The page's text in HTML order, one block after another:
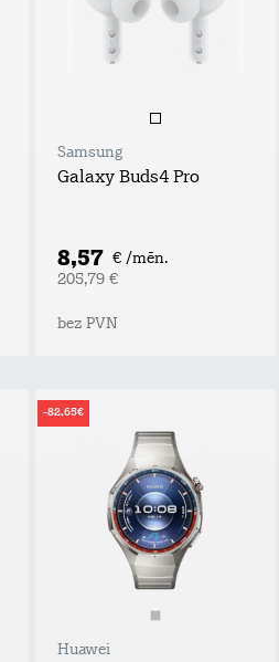
Samsung
Galaxy Buds4 Pro
8,57 € /mēn.
205,79 €
bez PVN
-82,65€
Huawei